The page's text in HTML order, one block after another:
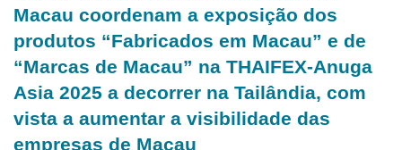
Macau coordenam a exposição dos
produtos “Fabricados em Macau” e de
“Marcas de Macau” na THAIFEX-Anuga
Asia 2025 a decorrer na Tailândia, com
vista a aumentar a visibilidade das
empresas de Macau